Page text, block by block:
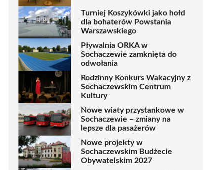
Turniej Koszykówki jako hołd
dla bohaterów Powstania
Warszawskiego
Pływalnia ORKA w
Sochaczewie zamknięta do
odwołania
Rodzinny Konkurs Wakacyjny z
Sochaczewskim Centrum
Kultury
Nowe wiaty przystankowe w
Sochaczewie – zmiany na
lepsze dla pasażerów
Nowe projekty w
Sochaczewskim Budżecie
Obywatelskim 2027